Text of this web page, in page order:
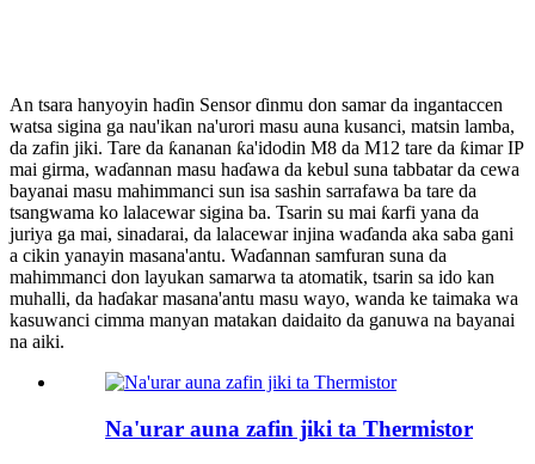
An tsara hanyoyin haɗin Sensor ɗinmu don samar da ingantaccen
watsa sigina ga nau'ikan na'urori masu auna kusanci, matsin lamba,
da zafin jiki. Tare da ƙananan ƙa'idodin M8 da M12 tare da ƙimar IP
mai girma, waɗannan masu haɗawa da kebul suna tabbatar da cewa
bayanai masu mahimmanci sun isa sashin sarrafawa ba tare da
tsangwama ko lalacewar sigina ba. Tsarin su mai ƙarfi yana da
juriya ga mai, sinadarai, da lalacewar injina waɗanda aka saba gani
a cikin yanayin masana'antu. Waɗannan samfuran suna da
mahimmanci don layukan samarwa ta atomatik, tsarin sa ido kan
muhalli, da haɗakar masana'antu masu wayo, wanda ke taimaka wa
kasuwanci cimma manyan matakan daidaito da ganuwa na bayanai
na aiki.
Na'urar auna zafin jiki ta Thermistor